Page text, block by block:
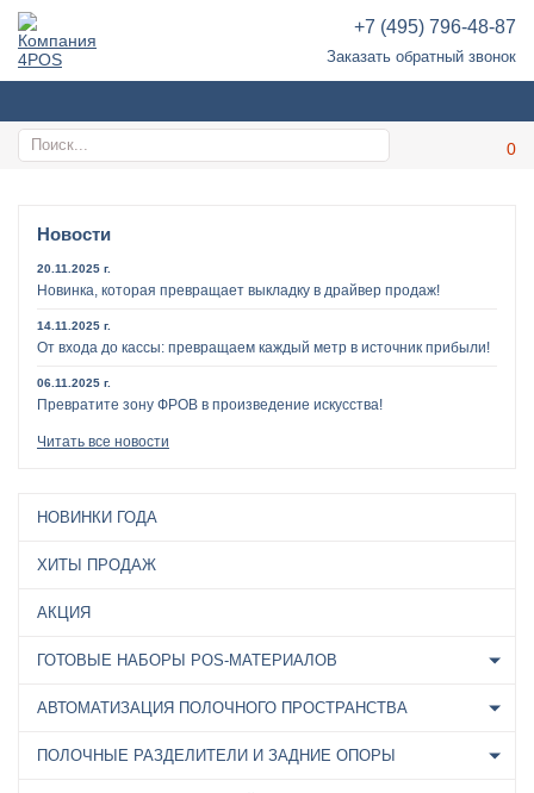
+7 (495) 796-48-87
Заказать обратный звонок
Новости
20.11.2025 г.
Новинка, которая превращает выкладку в драйвер продаж!
14.11.2025 г.
От входа до кассы: превращаем каждый метр в источник прибыли!
06.11.2025 г.
Превратите зону ФРОВ в произведение искусства!
Читать все новости
НОВИНКИ ГОДА
ХИТЫ ПРОДАЖ
АКЦИЯ
ГОТОВЫЕ НАБОРЫ POS-МАТЕРИАЛОВ
АВТОМАТИЗАЦИЯ ПОЛОЧНОГО ПРОСТРАНСТВА
ПОЛОЧНЫЕ РАЗДЕЛИТЕЛИ И ЗАДНИЕ ОПОРЫ